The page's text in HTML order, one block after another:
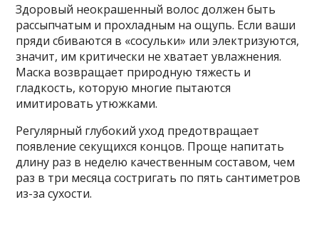
Здоровый неокрашенный волос должен быть
рассыпчатым и прохладным на ощупь. Если ваши
пряди сбиваются в «сосульки» или электризуются,
значит, им критически не хватает увлажнения.
Маска возвращает природную тяжесть и
гладкость, которую многие пытаются
имитировать утюжками.
Регулярный глубокий уход предотвращает
появление секущихся концов. Проще напитать
длину раз в неделю качественным составом, чем
раз в три месяца состригать по пять сантиметров
из-за сухости.